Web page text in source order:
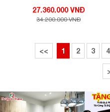
này thì vùng nấu còn
công suất thấp để
sốc nhiệt và đảm
27.360.000 VNĐ
34.200.000 VNĐ
<< 1 2 3 4